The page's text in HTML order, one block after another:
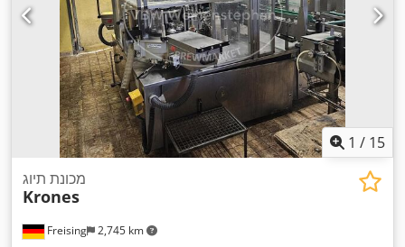
1 / 15
Freising 2,745 km
מכונת תיוג
Krones